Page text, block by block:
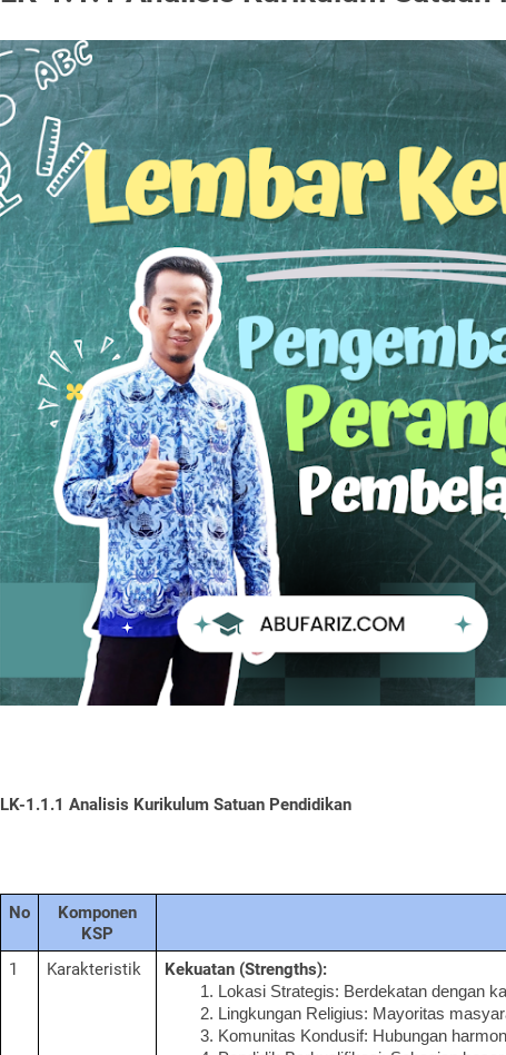
LK-1.1.1 Analisis Kurikulum Satuan Pendidikan
No
Komponen
KSP
1 Karakteristik Kekuatan (Strengths):
Lokasi Strategis: Berdekatan dengan
Lingkungan Religius: Mayoritas
Komunitas Kondusif: Hubungan